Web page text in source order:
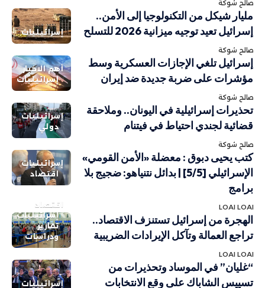
صالح شوكة
إسرائيليات
مليار شيكل من التكنولوجيا إلى الأمن..
إسرائيل تعيد توجيه ميزانية 2026 للتسلح
صالح شوكة
أهم الاخبار
إسرائيليات
إسرائيل تلغي الإجازات العسكرية وسط
مؤشرات على ضربة جديدة ضد إيران
صالح شوكة
إسرائيليات
دولي
تحذيرات إسرائيلية في اليونان.. وملاحقة
قضائية لجندي احتياط في فيتنام
صالح شوكة
إسرائيليات
اقتصاد
كتب يحيى دبوق : معضلة «الأمن القومي»
الإسرائيلي [5/5] | بدائل نتنياهو: ضجيج بلا
برامج
LOAI LOAI
اقتصاد
إسرائيليات
تقارير
ودراسات
الهجرة من إسرائيل تستنزف الاقتصاد..
تراجع العمالة وتآكل الإيرادات الضريبية
LOAI LOAI
إسرائيليات
“غليان” في الموساد وتحذيرات من
تسييس الشاباك على وقع الانتخابات